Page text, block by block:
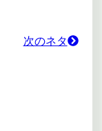
次のネタ